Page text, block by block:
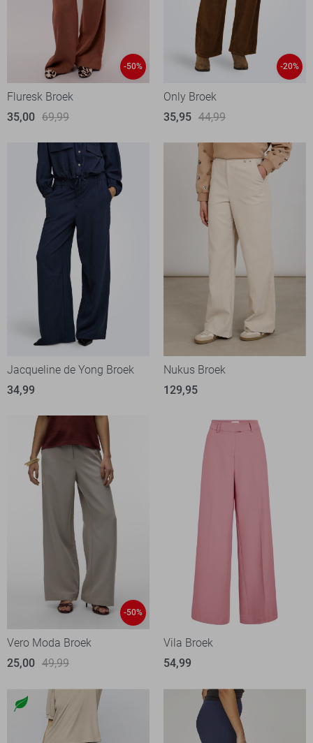
-50%
Fluresk Broek
35,00 69,99
-20%
Only Broek
35,95 44,99
Jacqueline de Yong Broek
34,99
Nukus Broek
129,95
-50%
Vero Moda Broek
25,00 49,99
Vila Broek
54,99